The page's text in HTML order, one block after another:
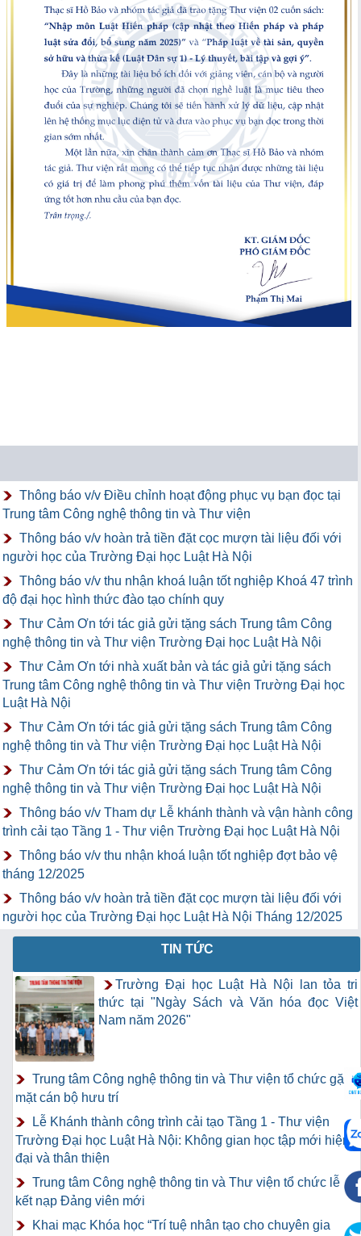
Thông báo v/v Điều chỉnh hoạt động phục vụ bạn đọc tại
Trung tâm Công nghệ thông tin và Thư viện
Thông báo v/v hoàn trả tiền đặt cọc mượn tài liệu đối với
người học của Trường Đại học Luật Hà Nội
Thông báo v/v thu nhận khoá luận tốt nghiệp Khoá 47 trình
độ đại học hình thức đào tạo chính quy
Thư Cảm Ơn tới tác giả gửi tặng sách Trung tâm Công
nghệ thông tin và Thư viện Trường Đại học Luật Hà Nội
Thư Cảm Ơn tới nhà xuất bản và tác giả gửi tặng sách
Trung tâm Công nghệ thông tin và Thư viện Trường Đại học
Luật Hà Nội
Thư Cảm Ơn tới tác giả gửi tặng sách Trung tâm Công
nghệ thông tin và Thư viện Trường Đại học Luật Hà Nội
Thư Cảm Ơn tới tác giả gửi tặng sách Trung tâm Công
nghệ thông tin và Thư viện Trường Đại học Luật Hà Nội
Thông báo v/v Tham dự Lễ khánh thành và vận hành công
trình cải tạo Tầng 1 - Thư viện Trường Đại học Luật Hà Nội
Thông báo v/v thu nhận khoá luận tốt nghiệp đợt bảo vệ
tháng 12/2025
Thông báo v/v hoàn trả tiền đặt cọc mượn tài liệu đối với
người học của Trường Đại học Luật Hà Nội Tháng 12/2025
TIN TỨC
Trường Đại học Luật Hà Nội lan tỏa tri
thức tại "Ngày Sách và Văn hóa đọc Việt
Nam năm 2026"
Trung tâm Công nghệ thông tin và Thư viện tổ chức gặp
mặt cán bộ hưu trí
Lễ Khánh thành công trình cải tạo Tầng 1 - Thư viện
Trường Đại học Luật Hà Nội: Không gian học tập mới hiện
đại và thân thiện
Trung tâm Công nghệ thông tin và Thư viện tổ chức lễ
kết nạp Đảng viên mới
Khai mạc Khóa học “Trí tuệ nhân tạo cho chuyên gia